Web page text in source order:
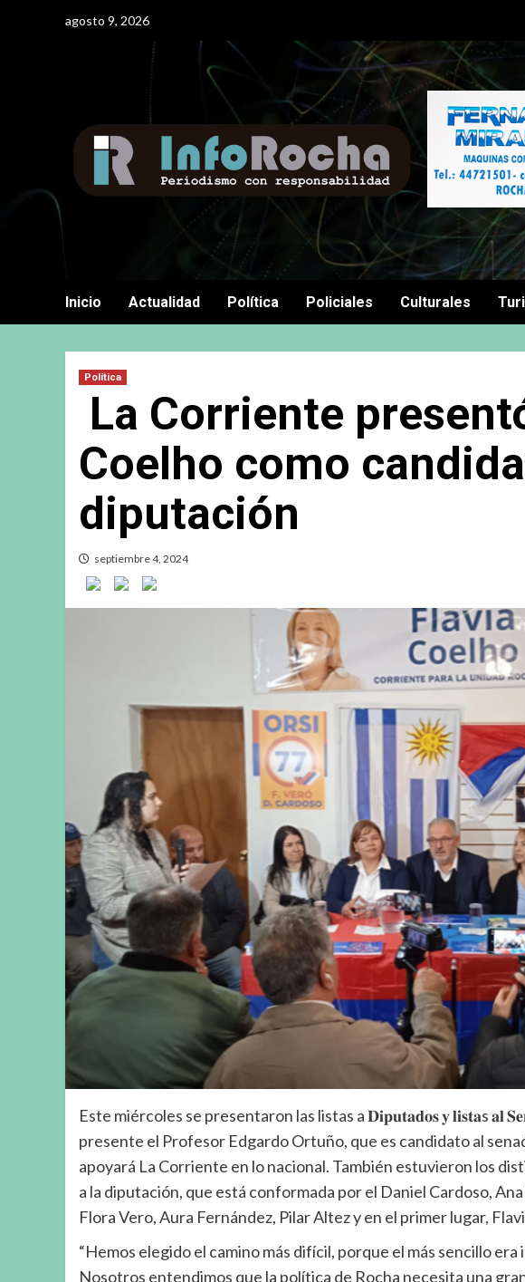
agosto 9, 2026
Inicio Actualidad Política Policiales Culturales
Política
La Corriente
Coelho como
diputación
septiembre 4, 2024
Este miércoles se presentaron las listas a 𝐃𝐢𝐩𝐮𝐭𝐚𝐝𝐨𝐬 𝐲 𝐥𝐢𝐬𝐭𝐚s 𝐚𝐥
presente el Profesor Edgardo Ortuño, que es candidato al
apoyará La Corriente en lo nacional. También estuvieron los
a la diputación, que está conformada por el Daniel Cardoso,
Flora Vero, Aura Fernández, Pilar Altez y en el primer lugar,
“Hemos elegido el camino más difícil, porque el más sencillo
Nosotros entendimos que la política de Rocha necesita una